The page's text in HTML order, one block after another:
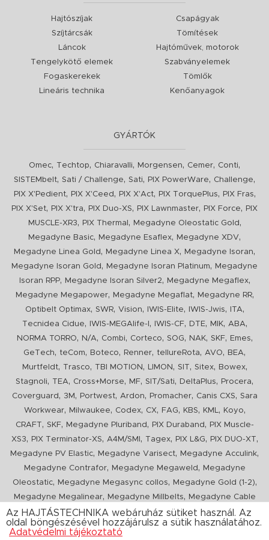
Hajtószíjak
Szíjtárcsák
Láncok
Tengelykötő elemek
Fogaskerekek
Lineáris technika
Csapágyak
Tömítések
Hajtóművek, motorok
Szabványelemek
Tömlők
Kenőanyagok
GYÁRTÓK
Omec, Techtop, Chiaravalli, Morgensen, Cemer, Conti,
SISTEMbelt, Sati / Challenge, Sati, PIX PowerWare, Challenge,
PIX X'Pedient, PIX X'Ceed , PIX X'Act, PIX TorquePlus, PIX Fras,
PIX X'Set, PIX X'tra, PIX Duo-XS, PIX Lawnmaster, PIX Force,
PIX
MUSCLE-XR3, PIX Thermal , Megadyne Oleostatic Gold ,
Megadyne Basic, Megadyne Esaflex, Megadyne XDV,
Megadyne Linea Gold , Megadyne Linea X, Megadyne Isoran,
Megadyne Isoran Gold , Megadyne Isoran Platinum,
Megadyne
Isoran RPP, Megadyne Isoran Silver2, Megadyne Megaflex,
Megadyne Megapower, Megadyne Megaflat, Megadyne RR,
Optibelt Optimax, SWR, Vision, IWIS-Elite, IWIS-Jwis, ITA,
Tecnidea Cidue, IWIS-MEGAlife-I , IWIS-CF, DTE, MIK, ABA,
NORMA TORRO, N/A, Combi, Corteco, SOG, NAK, SKF, Emes,
GeTech, teCom, Boteco, Renner, tellureRota, AVO, BEA,
Murtfeldt, Trasco, TBI MOTION , LIMON , SIT, Sitex, Bowex,
Stagnoli, TEA, Cross+Morse, MF, SIT/Sati, DeltaPlus, Procera,
Coverguard , 3M , Portwest, Ardon, Promacher, Canis CXS, Sara
Workwear, Milwaukee, Codex, CX, FAG, KBS, KML, Koyo,
CRAFT, SKF, Megadyne Pluriband , PIX Duraband ,
PIX Muscle-
XS3, PIX Terminator-XS, A4M/SMI , Tagex, PIX L&G, PIX DUO-XT,
Megadyne PV Elastic, Megadyne Varisect, Megadyne Acculink,
Megadyne Contrafor, Megadyne Megaweld ,
Megadyne
Oleostatic, Megadyne Megasync collos, Megadyne Gold (1-2),
Megadyne Megalinear, Megadyne Millbelts,
Megadyne Cable
Pull, PIX X'Ceed,Megadyne Pull Down, Optibelt VB,Mitsuboshi
ConCar,Megadyne Megarib ,PIX HARVESTER,Urgent
Az HAJTÁSTECHNIKA webáruház sütiket használ. Az
oldal böngészésével hozzájárulsz a sütik használatához.
Adatvédelmi tájékoztató